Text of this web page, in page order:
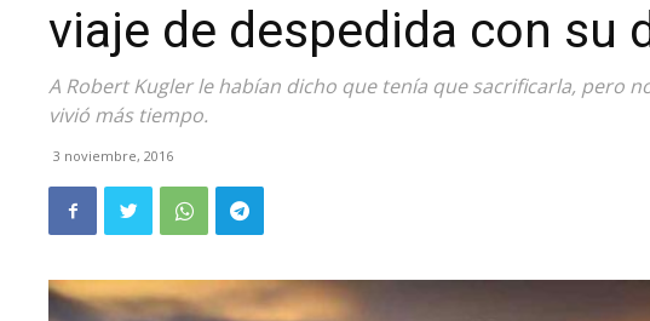
viaje de despedida con su
A Robert Kugler le habían dicho que tenía que sacrificarla, pero
vivió más tiempo.
3 noviembre, 2016